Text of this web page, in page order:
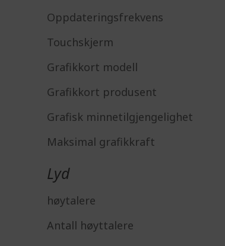
Oppdateringsfrekvens
Touchskjerm
Grafikkort modell
Grafikkort produsent
Grafisk minnetilgjengelighet
Maksimal grafikkraft
Lyd
høytalere
Antall høyttalere